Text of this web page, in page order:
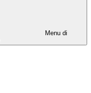
Menu di